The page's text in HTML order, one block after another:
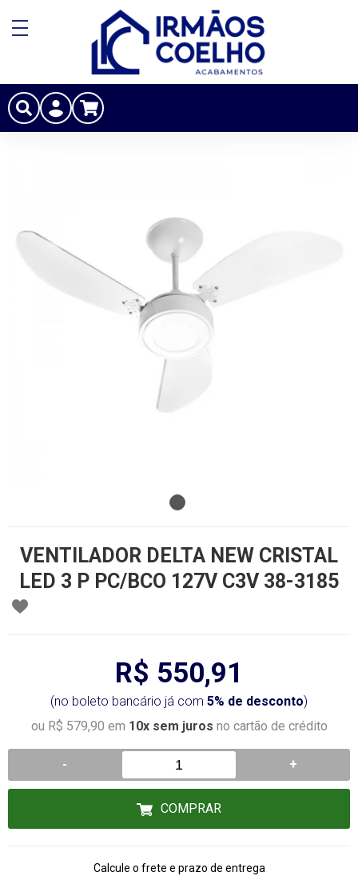
VENTILADOR DELTA NEW CRISTAL
LED 3 P PC/BCO 127V C3V 38-3185
R$ 550,91
(no boleto bancário já com 5% de desconto)
ou R$ 579,90 em 10x sem juros no cartão de crédito
- +
COMPRAR
Calcule o frete e prazo de entrega